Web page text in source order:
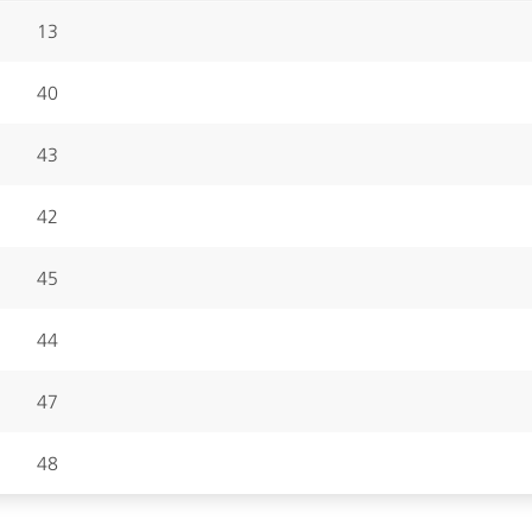
13
40
43
42
45
44
47
48